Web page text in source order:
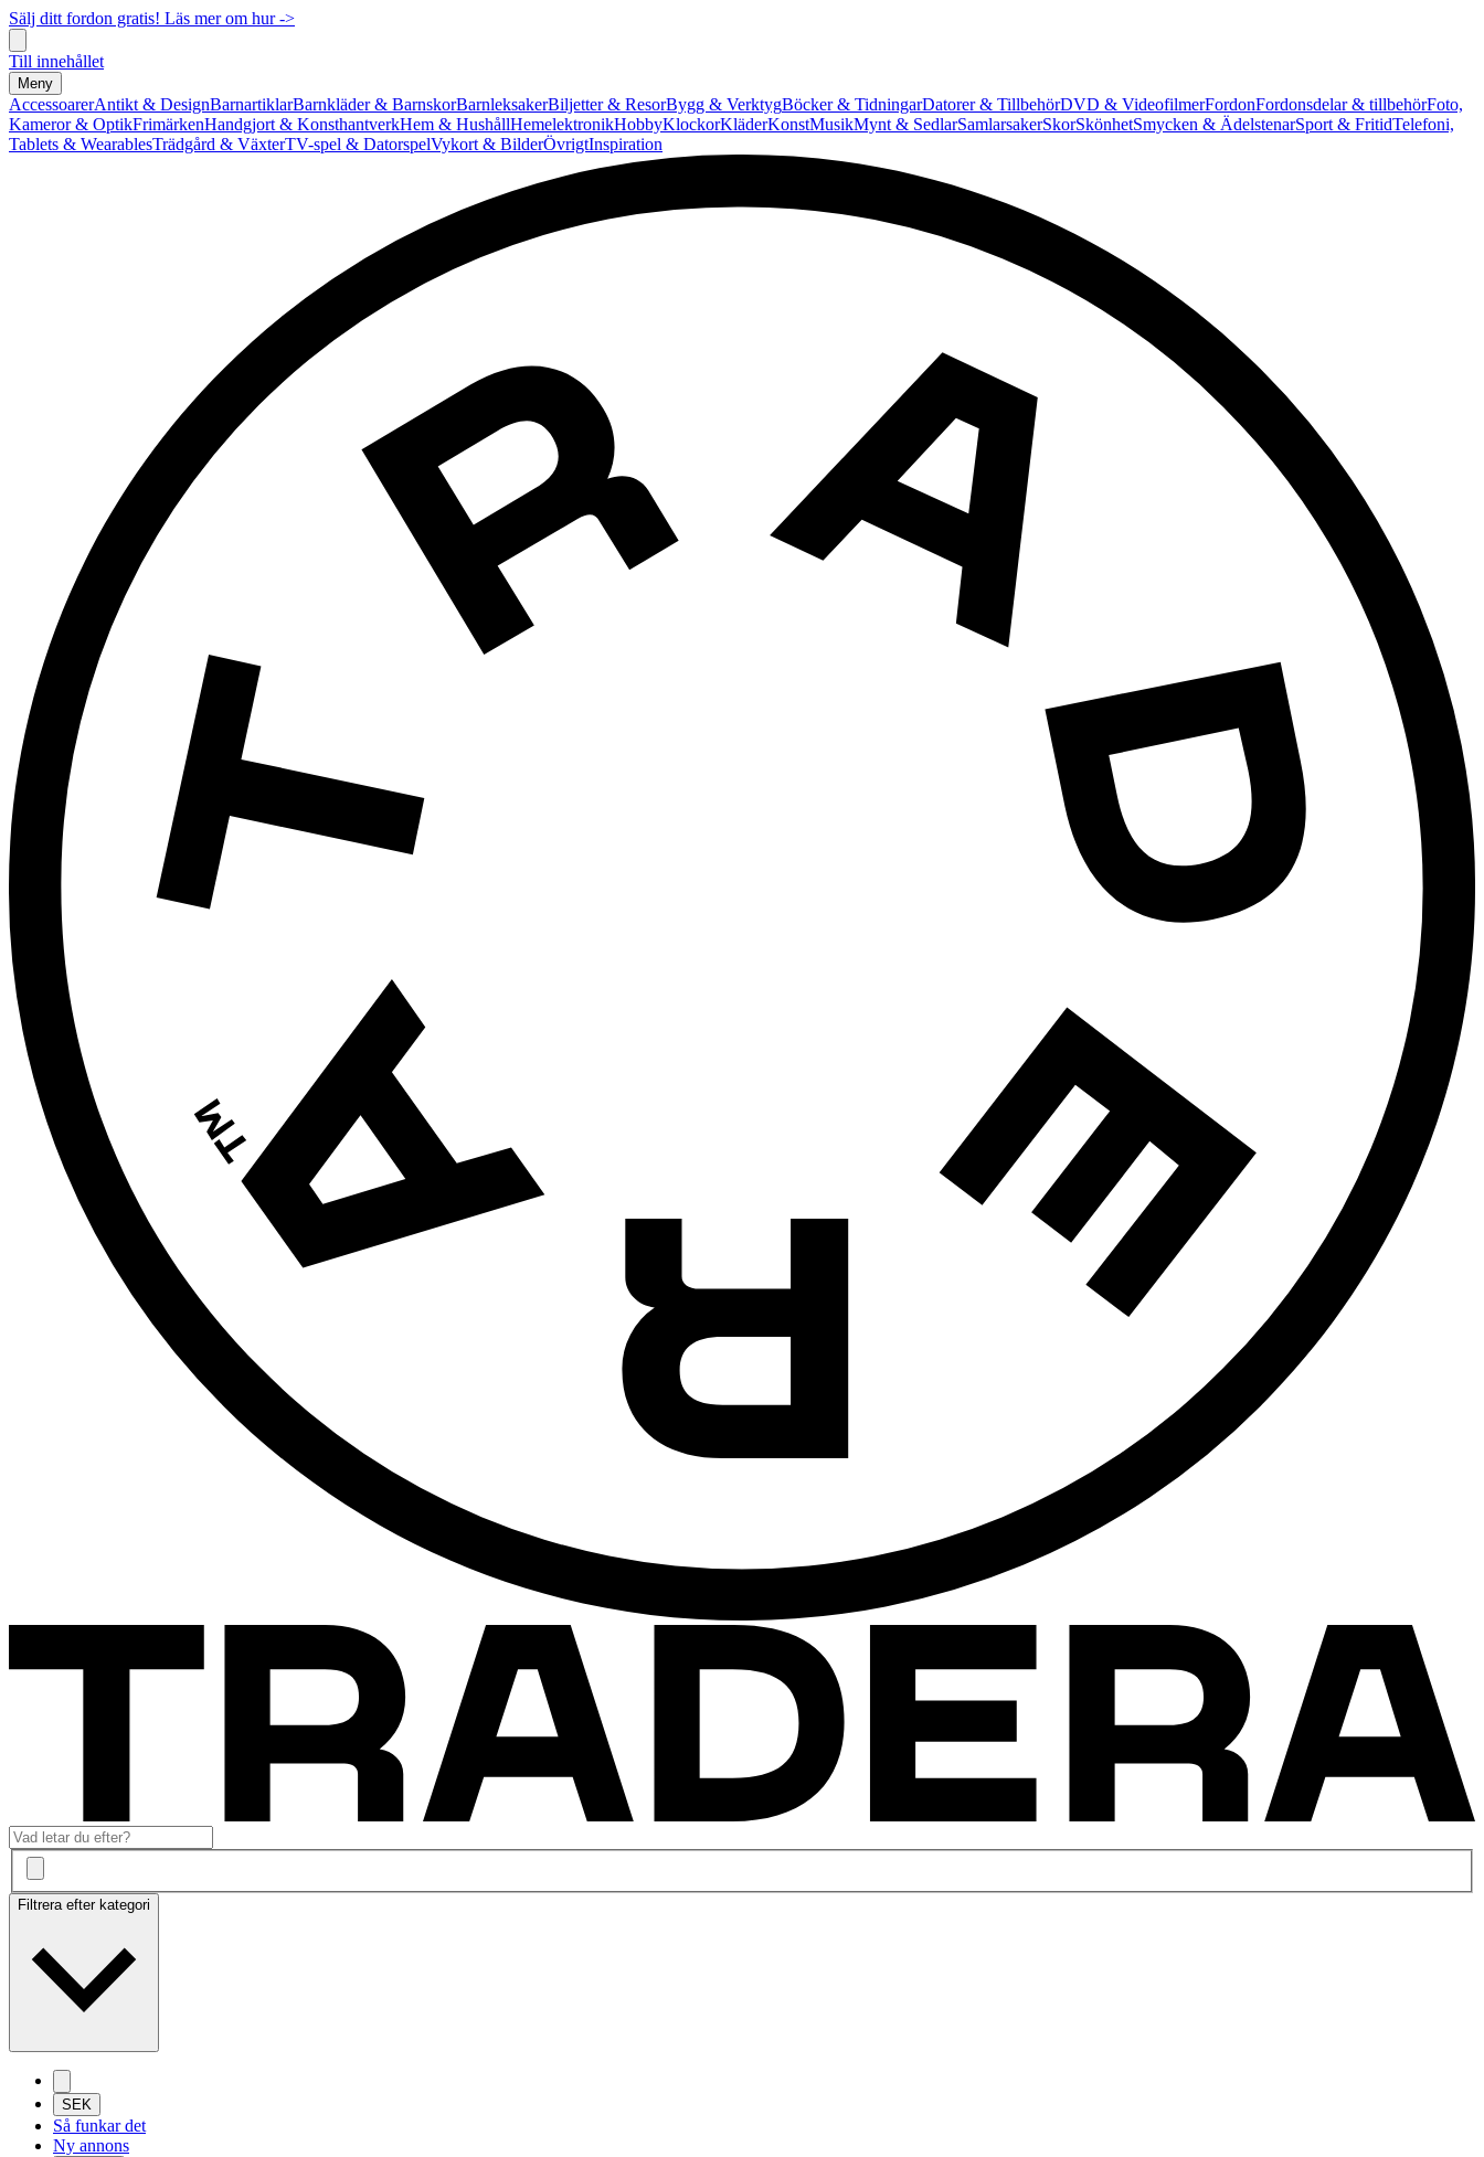
Sälj ditt fordon gratis! Läs mer om hur ->
Till innehållet
Meny
AccessoarerAntikt & DesignBarnartiklarBarnkläder & BarnskorBarnleksakerBiljetter & ResorBygg & VerktygBöcker & TidningarDatorer & TillbehörDVD & VideofilmerFordonFordonsdelar & tillbehörFoto,
Kameror & OptikFrimärkenHandgjort & KonsthantverkHem & HushållHemelektronikHobbyKlockorKläderKonstMusikMynt & SedlarSamlarsakerSkorSkönhetSmycken & ÄdelstenarSport & FritidTelefoni,
Tablets & WearablesTrädgård & VäxterTV-spel & DatorspelVykort & BilderÖvrigtInspiration
Filtrera efter kategori
SEK
Så funkar det
Ny annons